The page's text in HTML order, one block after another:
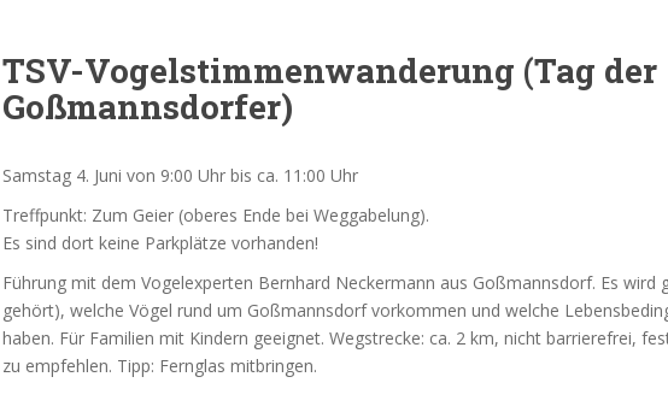
TSV-Vogelstimmenwanderung (Tag der
Goßmannsdorfer)
Samstag 4. Juni von 9:00 Uhr bis ca. 11:00 Uhr
Treffpunkt: Zum Geier (oberes Ende bei Weggabelung).
Es sind dort keine Parkplätze vorhanden!
Führung mit dem Vogelexperten Bernhard Neckermann aus Goßmannsdorf. Es wird
gehört), welche Vögel rund um Goßmannsdorf vorkommen und welche
haben. Für Familien mit Kindern geeignet. Wegstrecke: ca. 2 km, nicht barrierefrei,
zu empfehlen. Tipp: Fernglas mitbringen.